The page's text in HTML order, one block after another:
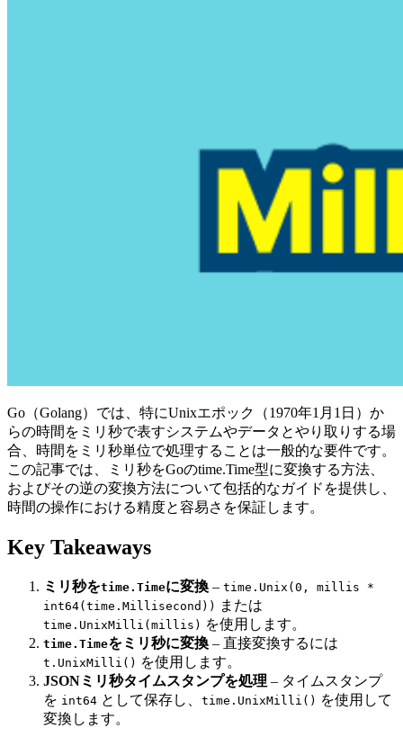
Go（Golang）では、特にUnixエポック（1970年1月1日）か
らの時間をミリ秒で表すシステムやデータとやり取りする場
合、時間をミリ秒単位で処理することは一般的な要件です。
この記事では、ミリ秒をGoのtime.Time型に変換する方法、
およびその逆の変換方法について包括的なガイドを提供し、
時間の操作における精度と容易さを保証します。
Key Takeaways
ミリ秒をtime.Timeに変換 – time.Unix(0, millis *
int64(time.Millisecond))
または
time.UnixMilli(millis) を使用します。
time.Timeをミリ秒に変換 – 直接変換するには
t.UnixMilli() を使用します。
JSONミリ秒タイムスタンプを処理 – タイムスタンプ
を int64 として保存し、 time.UnixMilli() を使用して
変換します。